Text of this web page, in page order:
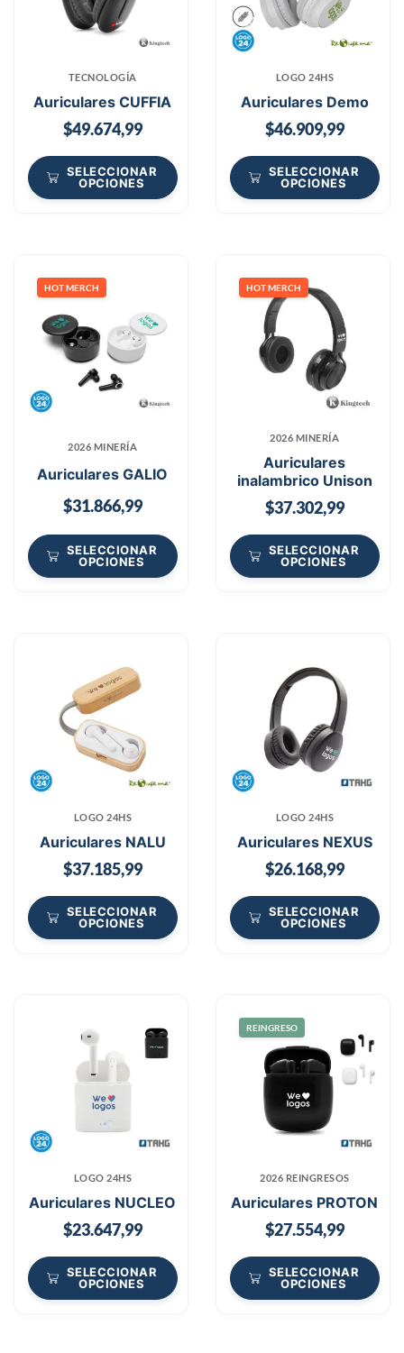
TECNOLOGÍA
Auriculares CUFFIA
$49.674,99
SELECCIONAR
OPCIONES
LOGO 24HS
Auriculares Demo
$46.909,99
SELECCIONAR
OPCIONES
HOT MERCH
2026 MINERÍA
Auriculares GALIO
$31.866,99
SELECCIONAR
OPCIONES
HOT MERCH
2026 MINERÍA
Auriculares
inalambrico Unison
$37.302,99
SELECCIONAR
OPCIONES
LOGO 24HS
Auriculares NALU
$37.185,99
SELECCIONAR
OPCIONES
LOGO 24HS
Auriculares NEXUS
$26.168,99
SELECCIONAR
OPCIONES
LOGO 24HS
Auriculares NUCLEO
$23.647,99
SELECCIONAR
OPCIONES
REINGRESO
2026 REINGRESOS
Auriculares PROTON
$27.554,99
SELECCIONAR
OPCIONES